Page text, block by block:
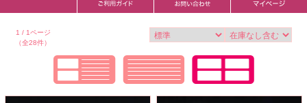
1 / 1ページ
（全28件）